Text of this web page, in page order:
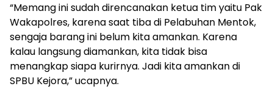
“Memang ini sudah direncanakan ketua tim yaitu Pak
Wakapolres, karena saat tiba di Pelabuhan Mentok,
sengaja barang ini belum kita amankan. Karena
kalau langsung diamankan, kita tidak bisa
menangkap siapa kurirnya. Jadi kita amankan di
SPBU Kejora,” ucapnya.